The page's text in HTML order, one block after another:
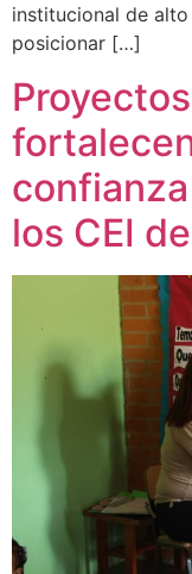
institucional de
posicionar […]
los CEI